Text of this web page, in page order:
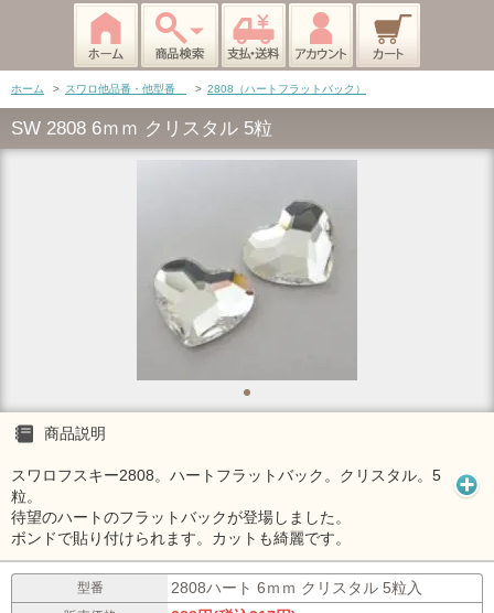
ホーム > スワロ他品番・他型番 > 2808（ハートフラットバック）
SW 2808 6ｍｍ クリスタル 5粒
商品説明
スワロフスキー2808。ハートフラットバック。クリスタル。5
粒。
待望のハートのフラットバックが登場しました。
ボンドで貼り付けられます。カットも綺麗です。
型番 2808ハート 6ｍｍ クリスタル 5粒入